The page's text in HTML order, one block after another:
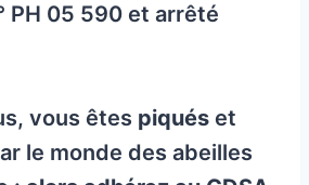
PH 05 590 et arrêté
vous êtes piqués et
le monde des abeilles